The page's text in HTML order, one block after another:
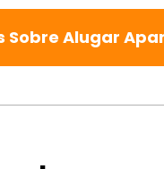
Sobre Alugar